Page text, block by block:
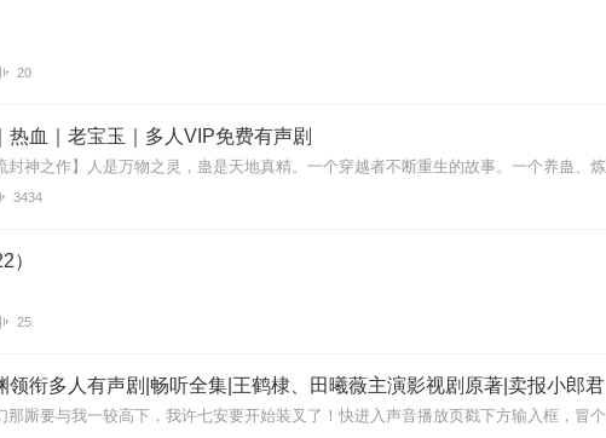
20
热血｜老宝玉｜多人VIP免费有声剧
3434
）
25
领衔多人有声剧|畅听全集|王鹤棣、田曦薇主演影视剧原著|卖报小郎君